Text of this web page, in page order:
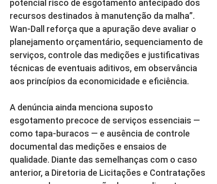
potencial risco de esgotamento antecipado dos
recursos destinados à manutenção da malha”.
Wan-Dall reforça que a apuração deve avaliar o
planejamento orçamentário, sequenciamento de
serviços, controle das medições e justificativas
técnicas de eventuais aditivos, em observância
aos princípios da economicidade e eficiência.
A denúncia ainda menciona suposto
esgotamento precoce de serviços essenciais —
como tapa-buracos — e ausência de controle
documental das medições e ensaios de
qualidade. Diante das semelhanças com o caso
anterior, a Diretoria de Licitações e Contratações